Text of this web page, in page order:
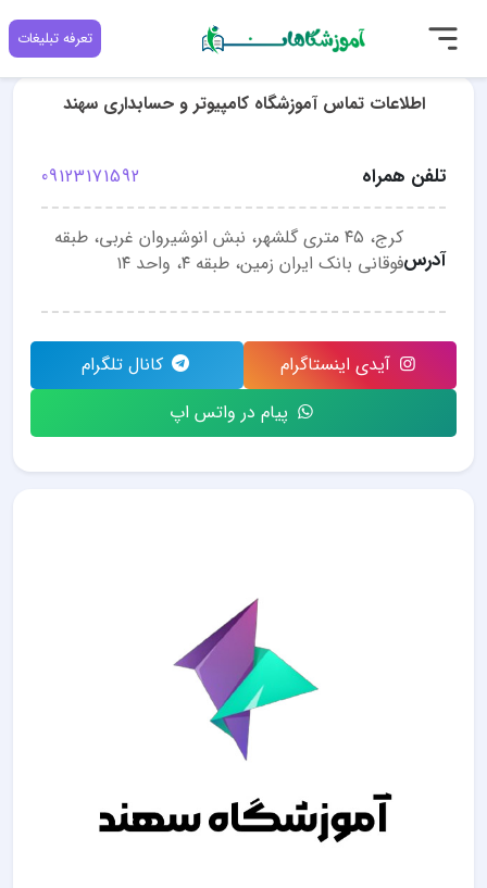
تعرفه تبلیغات
اطلاعات تماس آموزشگاه کامپیوتر و حسابداری سهند
تلفن همراه 09123171592
آدرس
کرج، ۴۵ متری گلشهر، نبش انوشیروان غربی، طبقه
فوقانی بانک ایران زمین، طبقه ۴، واحد ۱۴
آیدی اینستاگرام
کانال تلگرام
پیام در واتس اپ